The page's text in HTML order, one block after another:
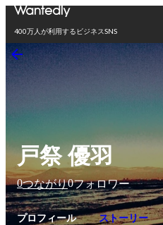
400万人が利用するビジネスSNS
戸祭 優羽
0つながり0フォロワー
プロフィール ストーリー